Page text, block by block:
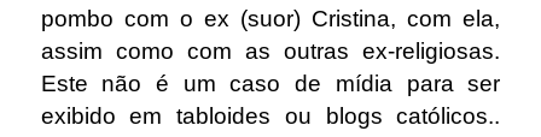
pombo com o ex (suor) Cristina, com ela,
assim como com as outras ex-religiosas.
Este não é um caso de mídia para ser
exibido em tabloides ou blogs católicos..